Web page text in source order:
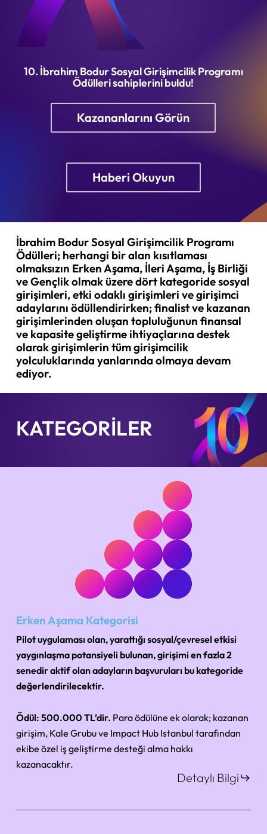
10. İbrahim Bodur Sosyal Girişimcilik Programı
Ödülleri sahiplerini buldu!
Kazananlarını Görün
Haberi Okuyun
İbrahim Bodur Sosyal Girişimcilik Programı
Ödülleri; herhangi bir alan kısıtlaması
olmaksızın Erken Aşama, İleri Aşama, İş Birliği
ve Gençlik olmak üzere dört kategoride sosyal
girişimleri, etki odaklı girişimleri ve girişimci
adaylarını ödüllendirirken; finalist ve kazanan
girişimlerinden oluşan topluluğunun finansal
ve kapasite geliştirme ihtiyaçlarına destek
olarak girişimlerin tüm girişimcilik
yolculuklarında yanlarında olmaya devam
ediyor.
KATEGORİLER
Erken Aşama Kategorisi
Pilot uygulaması olan, yarattığı sosyal/çevresel etkisi
yaygınlaşma potansiyeli bulunan, girişimi en fazla 2
senedir aktif olan adayların başvuruları bu kategoride
değerlendirilecektir.
Ödül:500.000 TL’dir. Para ödülüne ek olarak; kazanan
girişim, Kale Grubu ve Impact Hub Istanbul tarafından
ekibe özel iş geliştirme desteği alma hakkı
kazanacaktır.
Detaylı Bilgi